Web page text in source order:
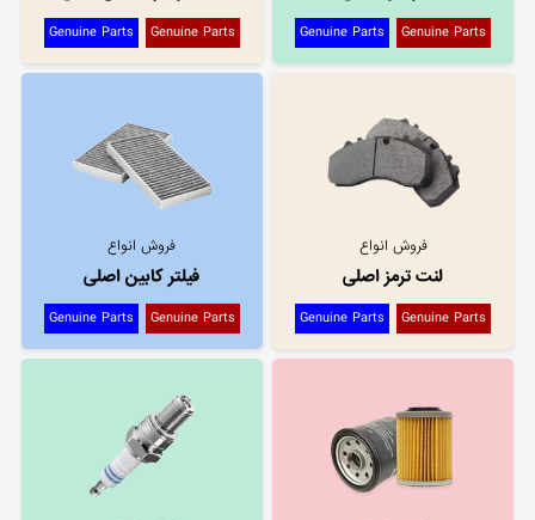
Genuine Parts
Genuine Parts
Genuine Parts
Genuine Parts
فروش انواع
لنت ترمز اصلی
Genuine Parts
Genuine Parts
فروش انواع
فیلتر کابین اصلی
Genuine Parts
Genuine Parts